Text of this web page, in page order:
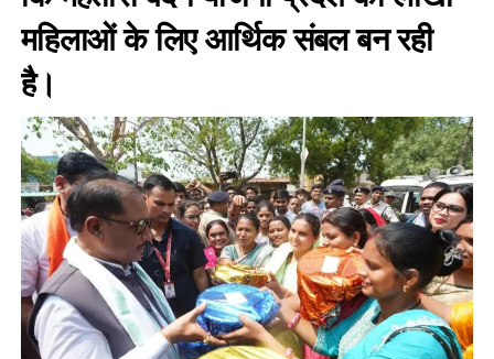
महिलाओं के लिए आर्थिक संबल बन रही
है।